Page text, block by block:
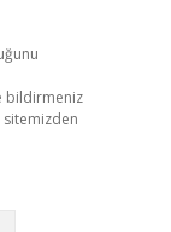
bildirmeniz